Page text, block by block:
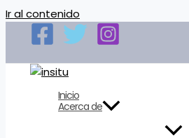
Ir al contenido
Inicio
Acerca de